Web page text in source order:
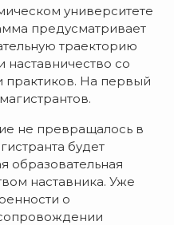
университете
предусматривает
траекторию
наставничество со
практиков. На первый
не превращалось в
будет
образовательная
наставника. Уже
о